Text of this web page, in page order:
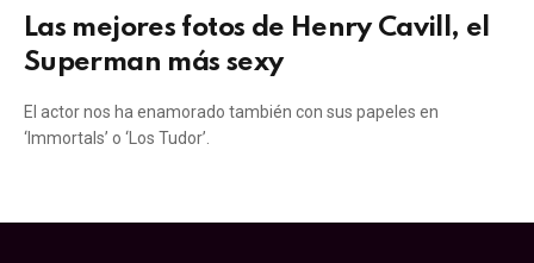
Las mejores fotos de Henry Cavill, el
Superman más sexy
El actor nos ha enamorado también con sus papeles en
‘Immortals’ o ‘Los Tudor’.